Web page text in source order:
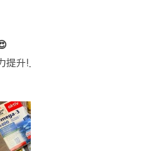
帶的行動電源機身已標
提升!｣ 長時間對住電腦､剪片